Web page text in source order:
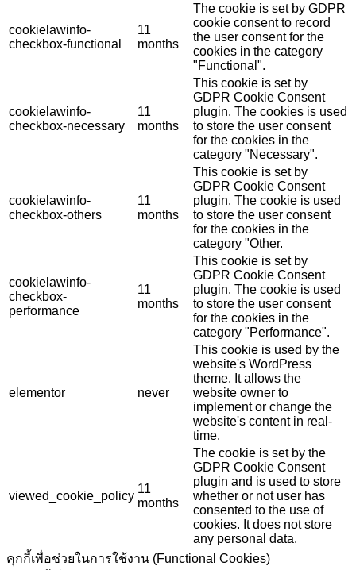
cookielawinfo-
checkbox-functional
11
months
The cookie is set by GDPR
cookie consent to record
the user consent for the
cookies in the category
"Functional".
cookielawinfo-
checkbox-necessary
11
months
This cookie is set by
GDPR Cookie Consent
plugin. The cookies is used
to store the user consent
for the cookies in the
category "Necessary".
cookielawinfo-
checkbox-others
11
months
This cookie is set by
GDPR Cookie Consent
plugin. The cookie is used
to store the user consent
for the cookies in the
category "Other.
cookielawinfo-
checkbox-
performance
11
months
This cookie is set by
GDPR Cookie Consent
plugin. The cookie is used
to store the user consent
for the cookies in the
category "Performance".
elementor never
This cookie is used by the
website's WordPress
theme. It allows the
website owner to
implement or change the
website's content in real-
time.
viewed_cookie_policy
11
months
The cookie is set by the
GDPR Cookie Consent
plugin and is used to store
whether or not user has
consented to the use of
cookies. It does not store
any personal data.
คุกกี้เพื่อช่วยในการใช้งาน (Functional Cookies)